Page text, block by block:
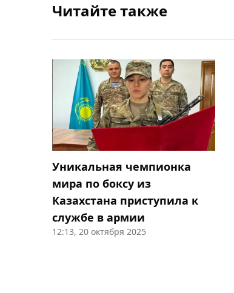
Читайте также
Уникальная чемпионка
мира по боксу из
Казахстана приступила к
службе в армии
12:13, 20 октября 2025